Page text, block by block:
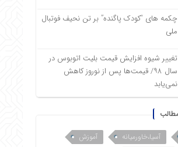
چکمه های “کودک پاگنده” بر تن نحیف فوتبال
ملی
تغییر شیوه افزایش قیمت بلیت اتوبوس در
سال ۹۸/ قیمت‌ها پس از نوروز کاهش
نمی‌یابد
آسیا،خاورمیانه
آموزش